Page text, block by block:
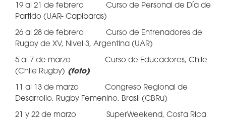
19 al 21 de febrero Curso de Personal de Día de
Partido (UAR- Capibaras)
26 al 28 de febrero Curso de Entrenadores de
Rugby de XV, Nivel 3, Argentina (UAR)
5 al 7 de marzo Curso de Educadores, Chile
(Chile Rugby) (foto)
11 al 13 de marzo Congreso Regional de
Desarrollo, Rugby Femenino, Brasil (CBRu)
21 y 22 de marzo SuperWeekend, Costa Rica